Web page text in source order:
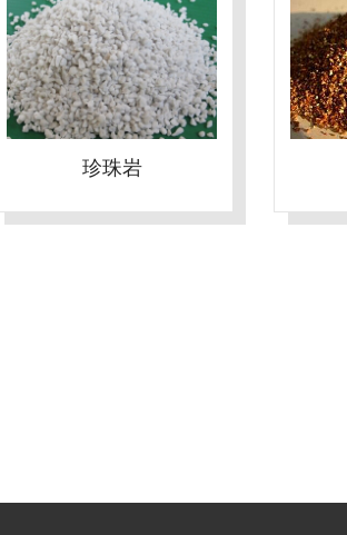
珍珠岩